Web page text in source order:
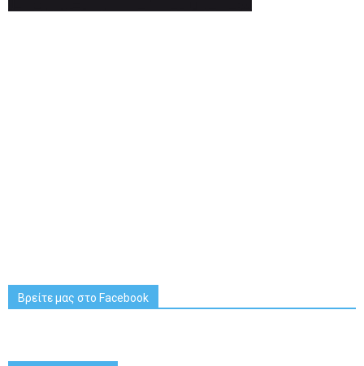
Βρείτε μας στο Facebook